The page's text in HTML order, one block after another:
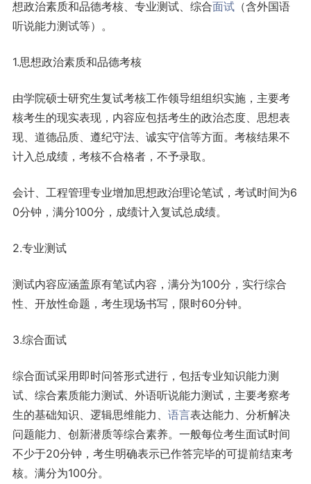
想政治素质和品德考核、专业测试、综合面试（含外国语
听说能力测试等）。
1.思想政治素质和品德考核
由学院硕士研究生复试考核工作领导组组织实施，主要考
核考生的现实表现，内容应包括考生的政治态度、思想表
现、道德品质、遵纪守法、诚实守信等方面。考核结果不
计入总成绩，考核不合格者，不予录取。
会计、工程管理专业增加思想政治理论笔试，考试时间为6
0分钟，满分100分，成绩计入复试总成绩。
2.专业测试
测试内容应涵盖原有笔试内容，满分为100分，实行综合
性、开放性命题，考生现场书写，限时60分钟。
3.综合面试
综合面试采用即时问答形式进行，包括专业知识能力测
试、综合素质能力测试、外语听说能力测试，主要考察考
生的基础知识、逻辑思维能力、 语言表达能力、分析解决
问题能力、创新潜质等综合素养。一般每位考生面试时间
不少于20分钟，考生明确表示已作答完毕的可提前结束考
核。满分为100分。